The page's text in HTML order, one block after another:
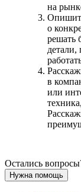
на
о
решать
в
или
Остались
Нужна помощь